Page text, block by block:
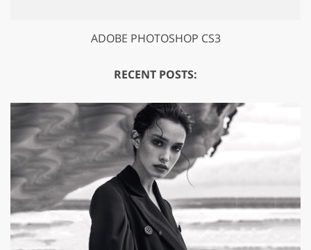
ADOBE PHOTOSHOP CS3
RECENT POSTS: